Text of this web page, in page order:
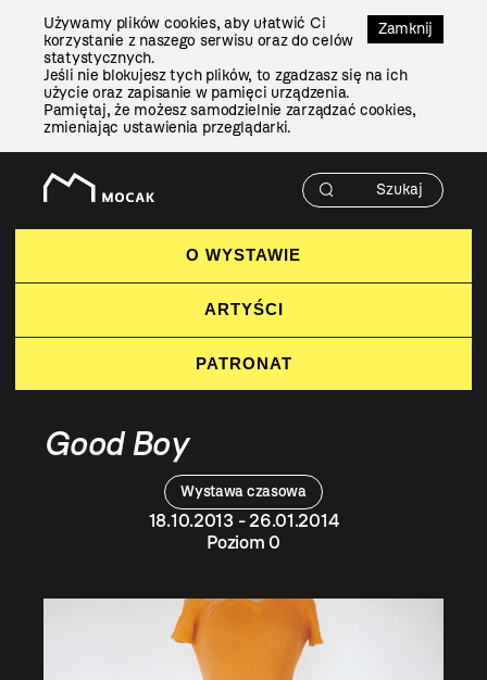
Zamknij
Używamy plików cookies, aby ułatwić Ci
korzystanie z naszego serwisu oraz do celów
statystycznych.
Jeśli nie blokujesz tych plików, to zgadzasz się na ich
użycie oraz zapisanie w pamięci urządzenia.
Pamiętaj, że możesz samodzielnie zarządzać cookies,
zmieniając ustawienia przeglądarki.
O WYSTAWIE
ARTYŚCI
PATRONAT
Wystawa czasowa
18.10.2013 - 26.01.2014
Poziom 0
Good Boy